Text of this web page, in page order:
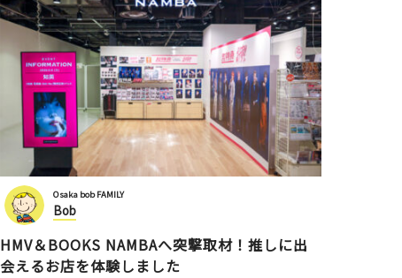
Osaka bob FAMILY
Bob
HMV＆BOOKS NAMBAへ突撃取材！推しに出
会えるお店を体験しました